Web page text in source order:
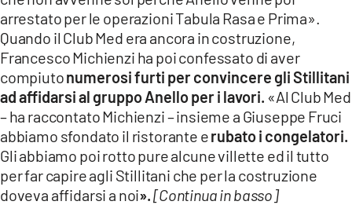
arrestato per le operazioni Tabula Rasa e Prima».
Quando il Club Med era ancora in costruzione,
Francesco Michienzi ha poi confessato di aver
compiutonumerosi furti per convincere gli Stillitani
ad affidarsi al gruppo Anello per i lavori. «Al Club Med
– ha raccontato Michienzi – insieme a Giuseppe Fruci
abbiamo sfondato il ristorante erubato i congelatori.
Gli abbiamo poi rotto pure alcune villette ed il tutto
per far capire agli Stillitani che per la costruzione
doveva affidarsi a noi».[Continua in basso]